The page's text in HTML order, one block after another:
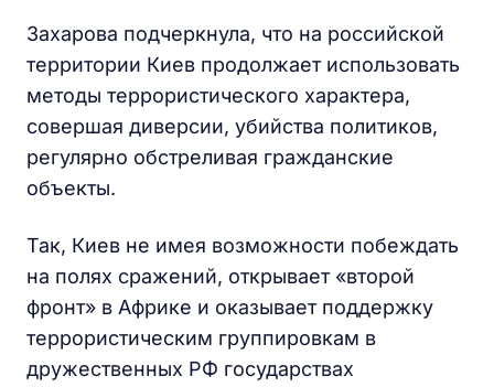
Захарова подчеркнула, что на российской
территории Киев продолжает использовать
методы террористического характера,
совершая диверсии, убийства политиков,
регулярно обстреливая гражданские
объекты.
Так, Киев не имея возможности побеждать
на полях сражений, открывает «второй
фронт» в Африке и оказывает поддержку
террористическим группировкам в
дружественных РФ государствах